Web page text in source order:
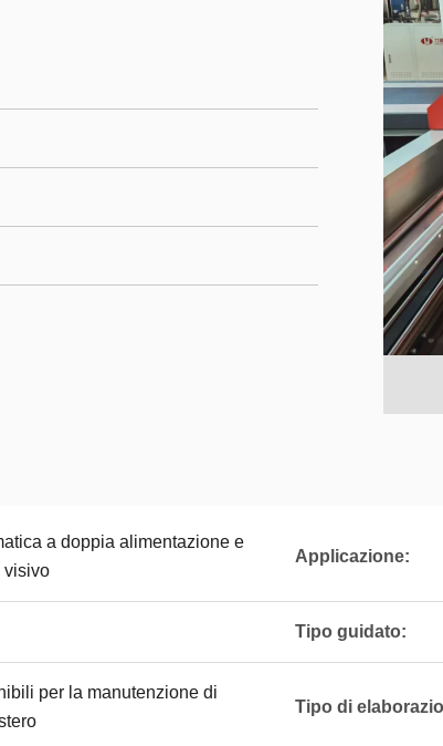
a doppia alimentazione e
visivo
Applicazione:
Tipo guidato:
per la manutenzione di
Tipo di